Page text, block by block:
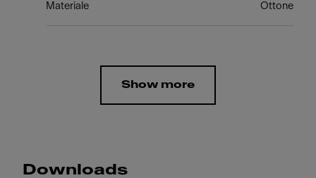
Materiale Ottone
Show more
Downloads